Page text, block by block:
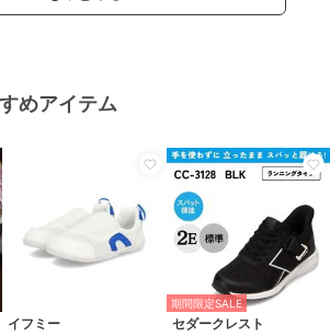
めアイテム
イフミー
期間限定SALE
セダークレスト